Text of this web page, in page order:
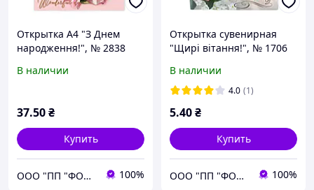
Открытка A4 "З Днем
народження!", № 2838
В наличии
37.50₴
Купить
ООО "ПП "ФОЛИО ПЛЮС" 100%
Открытка сувенирная
"Щирі вітання!", № 1706
В наличии
4.0 (1)
5.40₴
Купить
ООО "ПП "ФОЛИО ПЛЮС" 100%